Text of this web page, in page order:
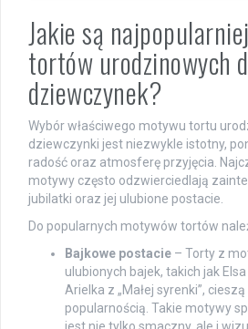
Jakie są
tortów urodzinowych
dziewczynek?
Wybór właściwego motywu tortu
dziewczynki jest niezwykle istotny,
radość oraz atmosferę przyjęcia.
motywy często odzwierciedlają
jubilatki oraz jej ulubione postacie.
Do popularnych motywów tortów
Bajkowe postacie – Torty z
ulubionych bajek, takich jak Elsa
Arielka z „Małej syrenki”,
popularnością. Takie motywy